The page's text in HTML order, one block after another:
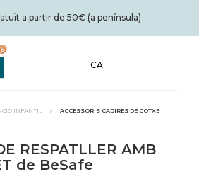
a partir de 50€ (a península)
CA
INFANTIL / ACCESSORIS CADIRES DE COTXE
RESPATLLER AMB
de BeSafe